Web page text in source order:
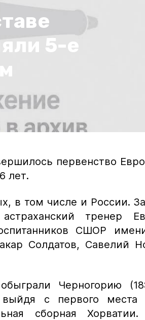
5-е
первенство
лет.
в том числе и России.
тренер
СШОР
Солдатов, Савелий
Черногорию
выйдя с первого
сборная Хорватии.